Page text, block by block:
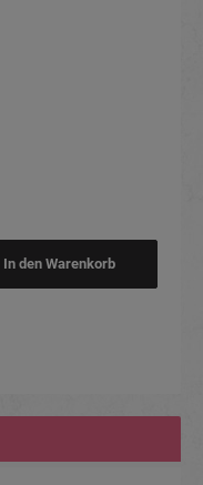
In den Warenkorb